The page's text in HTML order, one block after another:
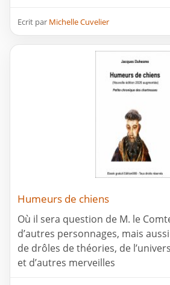
Ecrit par Michelle Cuvelier
Humeurs de chiens
Où il sera question de M. le
d’autres personnages, mais
de drôles de théories, de
et d’autres merveilles